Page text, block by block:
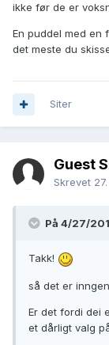
ikke før de er
En puddel med en
det meste du
Siter
Guest
Skrevet
På 4/27/
Takk!
så det er
Er det fordi dei
et dårligt valg